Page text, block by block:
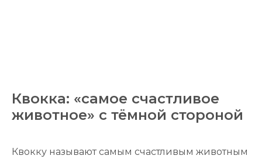
Квокка: «самое счастливое
животное» с тёмной стороной
Квокку называют самым счастливым животным